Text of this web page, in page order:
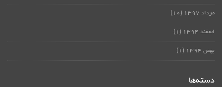
مرداد ۱۳۹۷ (۱۰)
اسفند ۱۳۹۴ (۱)
بهمن ۱۳۹۴ (۱)
دسته‌ها